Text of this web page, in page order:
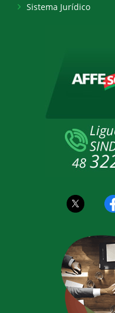
Sistema Jurídico